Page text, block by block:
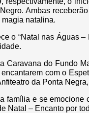
Ambas
magia natalina.
o “Natal nas Águas
Caravana do Fundo
com o
da Ponta
família e se emocione
Natal – Encanto por